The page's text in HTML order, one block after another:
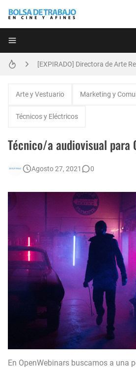
🌎 Video Editor Ads - Naked &
Arte y Vestuario Marketing y
Técnicos y Eléctricos
Técnico/a audiovisual para
Agosto 27, 2021 0
En OpenWebinars buscamos a una